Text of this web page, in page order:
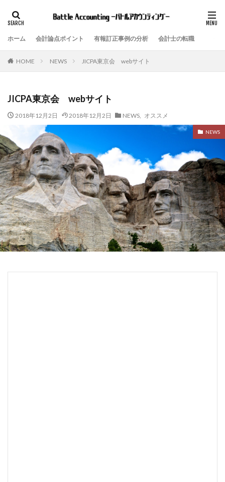
ホーム 会計論点ポイント 有報訂正事例の分析 会計士の転職
HOME NEWS JICPA東京会 webサイト
JICPA東京会 webサイト
2018年12月2日 2018年12月2日 NEWS, オススメ
NEWS